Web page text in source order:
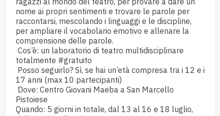
nome ai propri sentimenti e trovare le parole per
raccontarsi, mescolando i linguaggi e le discipline,
per ampliare il vocabolario emotivo e allenare la
comprensione delle parole.
Cos’è: un laboratorio di teatro multidisciplinare
totalmente #gratuito
Posso seguirlo? Sì, se hai un’età compresa tra i 12 e i
17 anni (max 10 partecipanti)
Dove: Centro Giovani Maeba a San Marcello
Pistoiese
Quando: 5 giorni in totale, dal 13 al 16 e 18 luglio,